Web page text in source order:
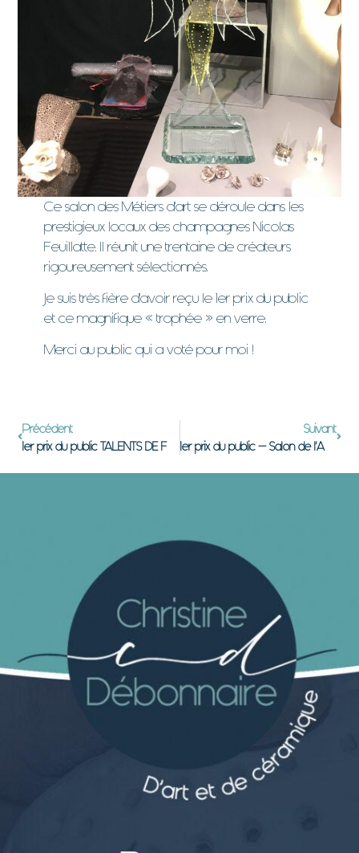
Ce salon des Métiers d’art se déroule dans les
prestigieux locaux des champagnes Nicolas
Feuillatte. Il réunit une trentaine de créateurs
rigoureusement sélectionnés.
Je suis très fière d’avoir reçu le 1er prix du public
et ce magnifique « trophée » en verre.
Merci au public qui a voté pour moi !
Précédent
1er prix du public TALENTS DE FEMMES 2019 Megève
Suivant
1er prix du public – Salon de l’Artisanat et des Métiers d’Art Ballan-Miré 2021